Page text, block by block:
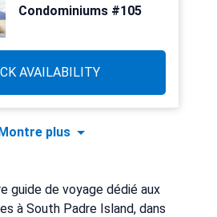
Condominiums #105
AVAILABILITY
plus
guide de voyage dédié aux
à South Padre Island, dans